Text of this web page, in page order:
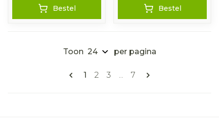
Bestel Bestel
Pagina's
U lees momenteel pagina
1 Pagina
2 Pagina
3 ... Pagina
7
Toon per pagina